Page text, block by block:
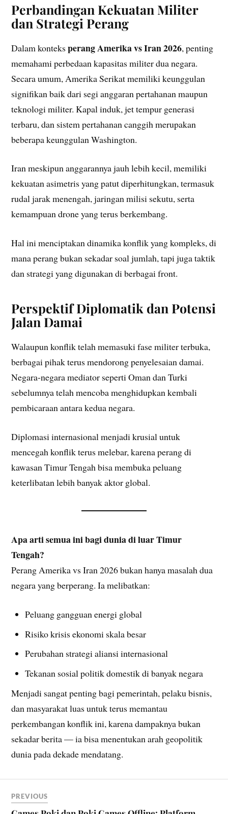
Perbandingan Kekuatan Militer
dan Strategi Perang
Dalam konteksperang Amerika vs Iran 2026, penting
memahami perbedaan kapasitas militer dua negara.
Secara umum, Amerika Serikat memiliki keunggulan
signifikan baik dari segi anggaran pertahanan maupun
teknologi militer. Kapal induk, jet tempur generasi
terbaru, dan sistem pertahanan canggih merupakan
beberapa keunggulan Washington.
Iran meskipun anggarannya jauh lebih kecil, memiliki
kekuatan asimetris yang patut diperhitungkan, termasuk
rudal jarak menengah, jaringan milisi sekutu, serta
kemampuan drone yang terus berkembang.
Hal ini menciptakan dinamika konflik yang kompleks, di
mana perang bukan sekadar soal jumlah, tapi juga taktik
dan strategi yang digunakan di berbagai front.
Perspektif Diplomatik dan Potensi
Jalan Damai
Walaupun konflik telah memasuki fase militer terbuka,
berbagai pihak terus mendorong penyelesaian damai.
Negara-negara mediator seperti Oman dan Turki
sebelumnya telah mencoba menghidupkan kembali
pembicaraan antara kedua negara.
Diplomasi internasional menjadi krusial untuk
mencegah konflik terus melebar, karena perang di
kawasan Timur Tengah bisa membuka peluang
keterlibatan lebih banyak aktor global.
Apa arti semua ini bagi dunia di luar Timur
Tengah?
Perang Amerika vs Iran 2026 bukan hanya masalah dua
negara yang berperang. Ia melibatkan:
Peluang gangguan energi global
Risiko krisis ekonomi skala besar
Perubahan strategi aliansi internasional
Tekanan sosial politik domestik di banyak negara
Menjadi sangat penting bagi pemerintah, pelaku bisnis,
dan masyarakat luas untuk terus memantau
perkembangan konflik ini, karena dampaknya bukan
sekadar berita — ia bisa menentukan arah geopolitik
dunia pada dekade mendatang.
PREVIOUS